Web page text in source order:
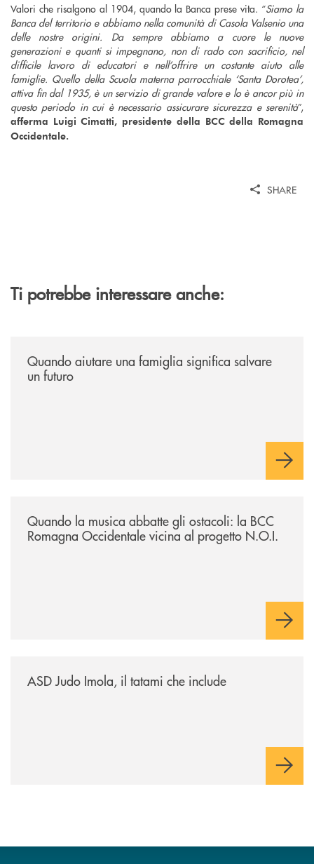
Valori che risalgono al 1904, quando la Banca prese vita. “Siamo la
Banca del territorio e abbiamo nella comunità di Casola Valsenio una
delle nostre origini. Da sempre abbiamo a cuore le nuove
generazioni e quanti si impegnano, non di rado con sacrificio, nel
difficile lavoro di educatori e nell’offrire un costante aiuto alle
famiglie. Quello della Scuola materna parrocchiale ‘Santa Dorotea’,
attiva fin dal 1935, è un servizio di grande valore e lo è ancor più in
questo periodo in cui è necessario assicurare sicurezza e serenità”,
afferma Luigi Cimatti, presidente della BCC della Romagna
Occidentale.
SHARE
Ti potrebbe interessare anche:
Quando aiutare una famiglia significa salvare
un futuro
Quando la musica abbatte gli ostacoli: la BCC
Romagna Occidentale vicina al progetto N.O.I.
ASD Judo Imola, il tatami che include